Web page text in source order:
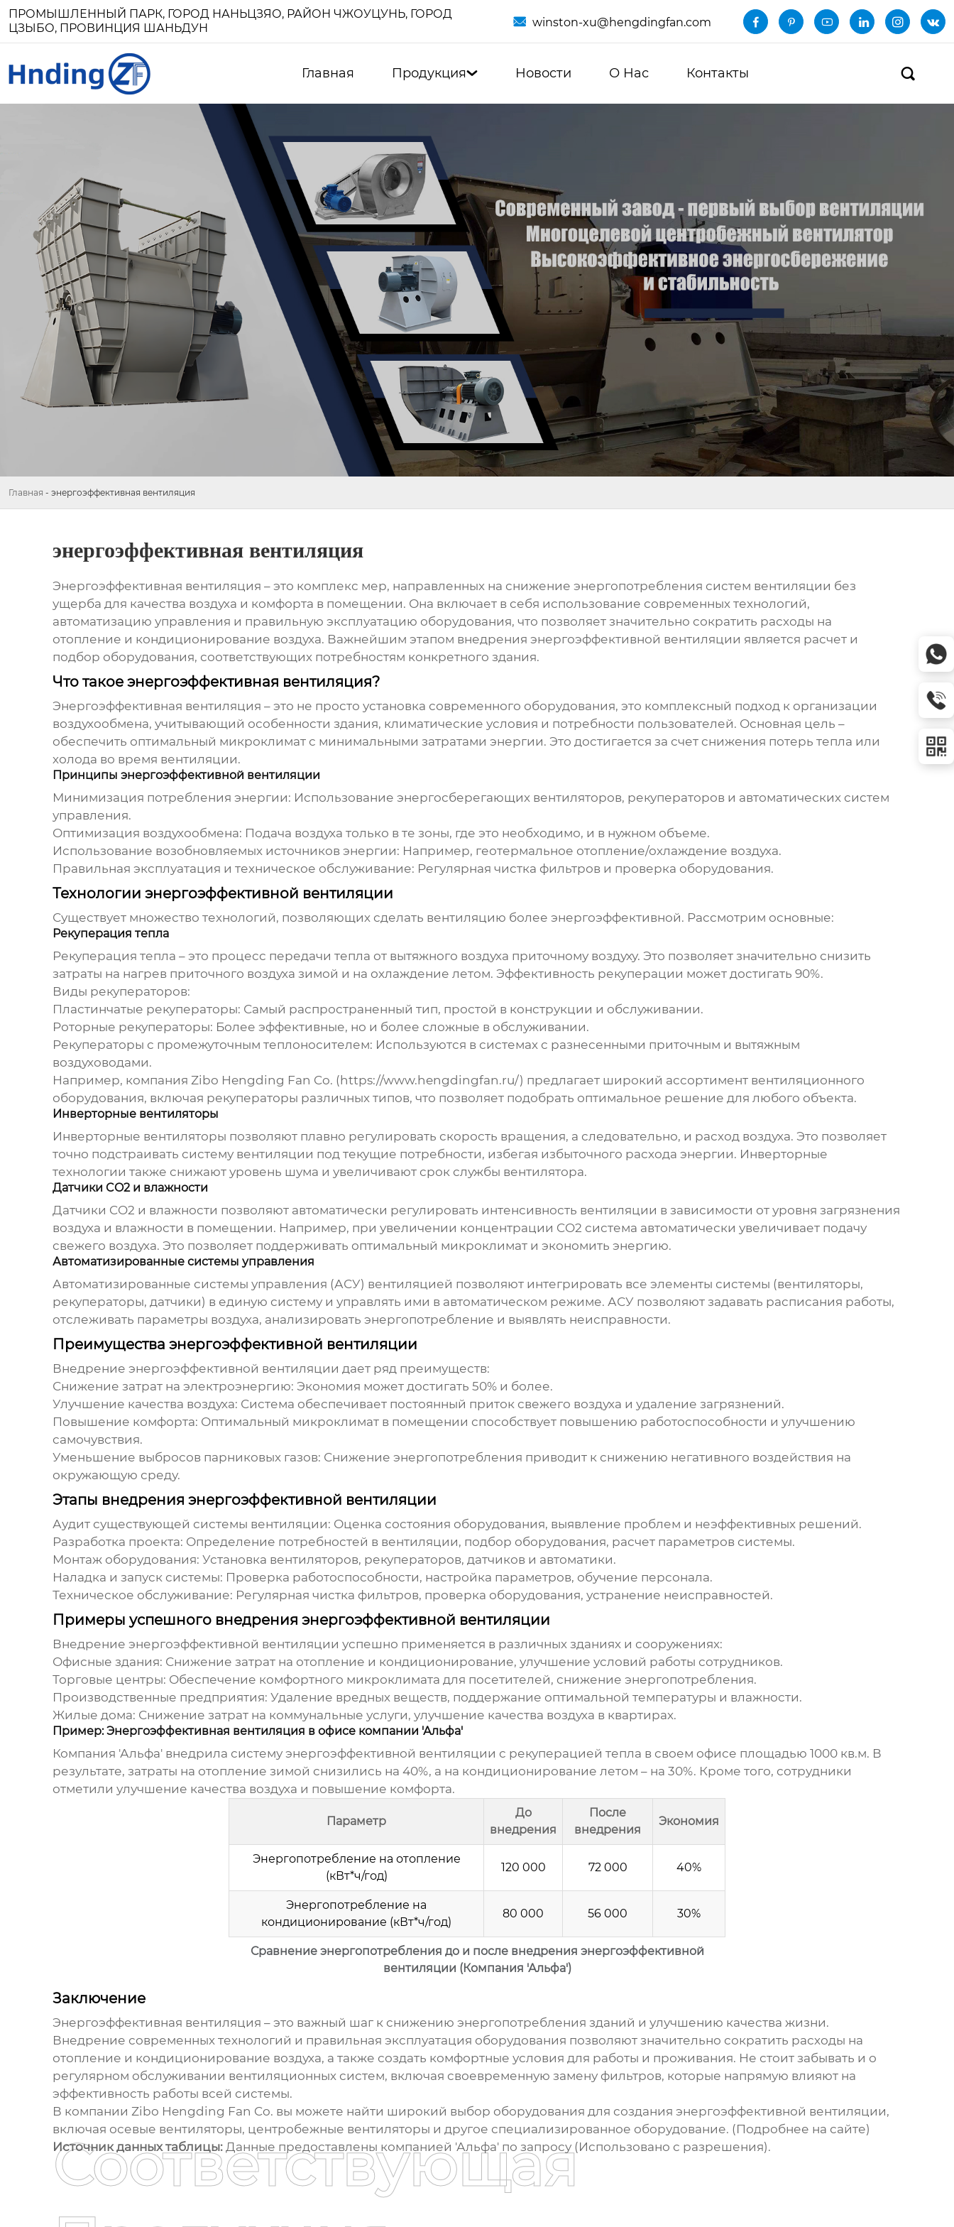
ПРОМЫШЛЕННЫЙ ПАРК, ГОРОД НАНЬЦЗЯО, РАЙОН ЧЖОУЦУНЬ, ГОРОД
ЦЗЫБО, ПРОВИНЦИЯ ШАНЬДУН
 winston-xu@hengdingfan.com      
Главная Продукция Новости О Нас Контакты 
Главная - энергоэффективная вентиляция
энергоэффективная вентиляция
Энергоэффективная вентиляция – это комплекс мер, направленных на снижение энергопотребления систем вентиляции без
ущерба для качества воздуха и комфорта в помещении. Она включает в себя использование современных технологий,
автоматизацию управления и правильную эксплуатацию оборудования, что позволяет значительно сократить расходы на
отопление и кондиционирование воздуха. Важнейшим этапом внедрения энергоэффективной вентиляции является расчет и
подбор оборудования, соответствующих потребностям конкретного здания.
Что такое энергоэффективная вентиляция?
Энергоэффективная вентиляция – это не просто установка современного оборудования, это комплексный подход к организации
воздухообмена, учитывающий особенности здания, климатические условия и потребности пользователей. Основная цель –
обеспечить оптимальный микроклимат с минимальными затратами энергии. Это достигается за счет снижения потерь тепла или
холода во время вентиляции.
Принципы энергоэффективной вентиляции
Минимизация потребления энергии: Использование энергосберегающих вентиляторов, рекуператоров и автоматических систем
управления.
Оптимизация воздухообмена: Подача воздуха только в те зоны, где это необходимо, и в нужном объеме.
Использование возобновляемых источников энергии: Например, геотермальное отопление/охлаждение воздуха.
Правильная эксплуатация и техническое обслуживание: Регулярная чистка фильтров и проверка оборудования.
Технологии энергоэффективной вентиляции
Существует множество технологий, позволяющих сделать вентиляцию более энергоэффективной. Рассмотрим основные:
Рекуперация тепла
Рекуперация тепла – это процесс передачи тепла от вытяжного воздуха приточному воздуху. Это позволяет значительно снизить
затраты на нагрев приточного воздуха зимой и на охлаждение летом. Эффективность рекуперации может достигать 90%.
Виды рекуператоров:
Пластинчатые рекуператоры: Самый распространенный тип, простой в конструкции и обслуживании.
Роторные рекуператоры: Более эффективные, но и более сложные в обслуживании.
Рекуператоры с промежуточным теплоносителем: Используются в системах с разнесенными приточным и вытяжным
воздуховодами.
Например, компания Zibo Hengding Fan Co. ( https://www.hengdingfan.ru/) предлагает широкий ассортимент вентиляционного
оборудования, включая рекуператоры различных типов, что позволяет подобрать оптимальное решение для любого объекта.
Инверторные вентиляторы
Инверторные вентиляторы позволяют плавно регулировать скорость вращения, а следовательно, и расход воздуха. Это позволяет
точно подстраивать систему вентиляции под текущие потребности, избегая избыточного расхода энергии. Инверторные
технологии также снижают уровень шума и увеличивают срок службы вентилятора.
Датчики CO2 и влажности
Датчики CO2 и влажности позволяют автоматически регулировать интенсивность вентиляции в зависимости от уровня загрязнения
воздуха и влажности в помещении. Например, при увеличении концентрации CO2 система автоматически увеличивает подачу
свежего воздуха. Это позволяет поддерживать оптимальный микроклимат и экономить энергию.
Автоматизированные системы управления
Автоматизированные системы управления (АСУ) вентиляцией позволяют интегрировать все элементы системы (вентиляторы,
рекуператоры, датчики) в единую систему и управлять ими в автоматическом режиме. АСУ позволяют задавать расписания работы,
отслеживать параметры воздуха, анализировать энергопотребление и выявлять неисправности.
Преимущества энергоэффективной вентиляции
Внедрение энергоэффективной вентиляции дает ряд преимуществ:
Снижение затрат на электроэнергию: Экономия может достигать 50% и более.
Улучшение качества воздуха: Система обеспечивает постоянный приток свежего воздуха и удаление загрязнений.
Повышение комфорта: Оптимальный микроклимат в помещении способствует повышению работоспособности и улучшению
самочувствия.
Уменьшение выбросов парниковых газов: Снижение энергопотребления приводит к снижению негативного воздействия на
окружающую среду.
Этапы внедрения энергоэффективной вентиляции
Аудит существующей системы вентиляции: Оценка состояния оборудования, выявление проблем и неэффективных решений.
Разработка проекта: Определение потребностей в вентиляции, подбор оборудования, расчет параметров системы.
Монтаж оборудования: Установка вентиляторов, рекуператоров, датчиков и автоматики.
Наладка и запуск системы: Проверка работоспособности, настройка параметров, обучение персонала.
Техническое обслуживание: Регулярная чистка фильтров, проверка оборудования, устранение неисправностей.
Примеры успешного внедрения энергоэффективной вентиляции
Внедрение энергоэффективной вентиляции успешно применяется в различных зданиях и сооружениях:
Офисные здания: Снижение затрат на отопление и кондиционирование, улучшение условий работы сотрудников.
Торговые центры: Обеспечение комфортного микроклимата для посетителей, снижение энергопотребления.
Производственные предприятия: Удаление вредных веществ, поддержание оптимальной температуры и влажности.
Жилые дома: Снижение затрат на коммунальные услуги, улучшение качества воздуха в квартирах.
Пример: Энергоэффективная вентиляция в офисе компании 'Альфа'
Компания 'Альфа' внедрила систему энергоэффективной вентиляции с рекуперацией тепла в своем офисе площадью 1000 кв.м. В
результате, затраты на отопление зимой снизились на 40%, а на кондиционирование летом – на 30%. Кроме того, сотрудники
отметили улучшение качества воздуха и повышение комфорта.
Сравнение энергопотребления до и после внедрения энергоэффективной
вентиляции (Компания 'Альфа')
Параметр
До
внедрения
После
внедрения
Экономия
Энергопотребление на отопление
(кВт*ч/год)
120 000 72 000 40%
Энергопотребление на
кондиционирование (кВт*ч/год)
80 000 56 000 30%
Заключение
Энергоэффективная вентиляция – это важный шаг к снижению энергопотребления зданий и улучшению качества жизни.
Внедрение современных технологий и правильная эксплуатация оборудования позволяют значительно сократить расходы на
отопление и кондиционирование воздуха, а также создать комфортные условия для работы и проживания. Не стоит забывать и о
регулярном обслуживании вентиляционных систем, включая своевременную замену фильтров, которые напрямую влияют на
эффективность работы всей системы.
В компании Zibo Hengding Fan Co. вы можете найти широкий выбор оборудования для создания энергоэффективной вентиляции,
включая осевые вентиляторы, центробежные вентиляторы и другое специализированное оборудование. (Подробнее на сайте)
Источник данных таблицы:Данные предоставлены компанией 'Альфа' по запросу (Использовано с разрешения).
Соответствующая